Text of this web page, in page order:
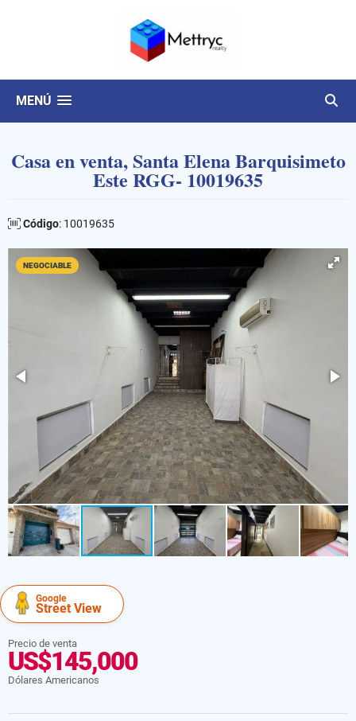
MENÚ
Casa en venta, Santa Elena Barquisimeto
Este RGG- 10019635
Código: 10019635
NEGOCIABLE
Google
Street View
Precio de venta
US$145,000
Dólares Americanos